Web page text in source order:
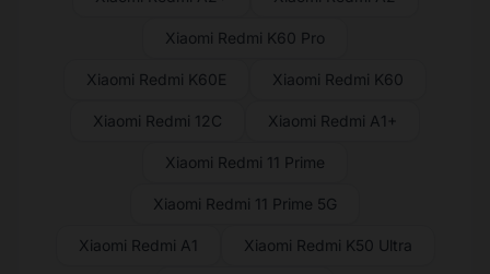
Xiaomi Redmi K60 Pro
Xiaomi Redmi K60E Xiaomi Redmi K60
Xiaomi Redmi 12C Xiaomi Redmi A1+
Xiaomi Redmi 11 Prime
Xiaomi Redmi 11 Prime 5G
Xiaomi Redmi A1 Xiaomi Redmi K50 Ultra